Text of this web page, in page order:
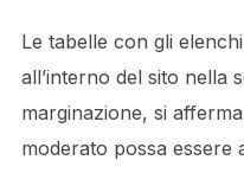
Le tabelle con gli
all’interno del sito nella
marginazione, si
moderato possa essere